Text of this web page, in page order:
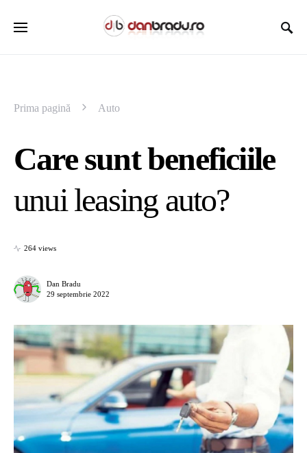
Prima pagină Auto
Care sunt beneficiile
unui leasing auto?
264 views
Dan Bradu
29 septembrie 2022